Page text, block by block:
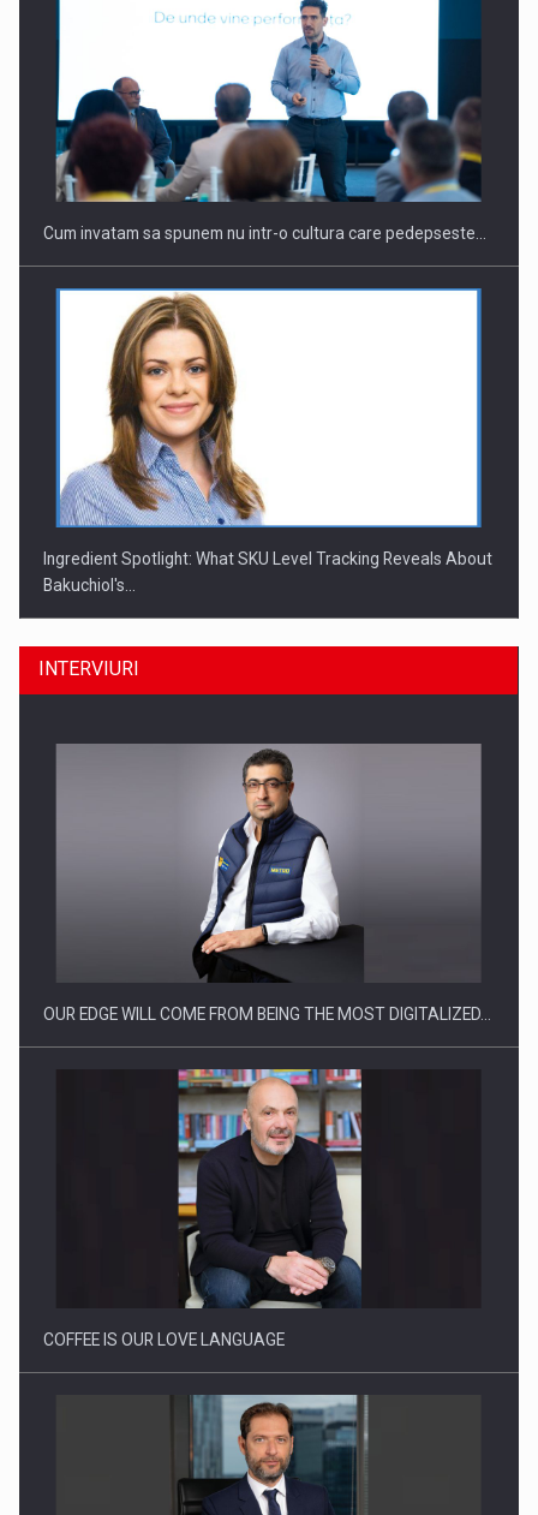
Webinar - Business Evolution-RETHINK STRATEGY-Finantare
Investitii Digitalizare
Cum invatam sa spunem nu intr-o cultura care pedepseste…
Ingredient Spotlight: What SKU Level Tracking Reveals About
Bakuchiol's…
Producatorii si comerciantii care nu se supun noilor
Proteinmaxxing and the Future of Protein Demand
INTERVIURI
OUR EDGE WILL COME FROM BEING THE MOST DIGITALIZED…
COFFEE IS OUR LOVE LANGUAGE